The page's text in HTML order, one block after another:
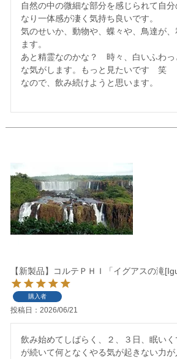
自然の中の微細な部分を感じられて自
なり一体感が凄く気持ち良いです。
気のせいか、動物や、蝶々や、鳥達が
ます。
あと精霊なのかな？　時々、白いふわ
な気がします。もっと見たいです　笑
なので、飲み続けようと思います。
【新製品】コルテＰＨＩ「イグアスの滝
購入者
投稿日 2026/06/21
飲み始めてしばらく、２、３日、眠い
が続いて何となくやる気が起きない力